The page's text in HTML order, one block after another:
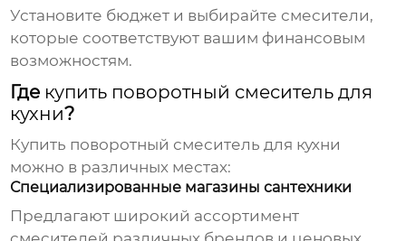
Установите бюджет и выбирайте смесители,
которые соответствуют вашим финансовым
возможностям.
Где купить поворотный смеситель для
кухни?
Купить поворотный смеситель для кухни
можно в различных местах:
Специализированные магазины сантехники
Предлагают широкий ассортимент